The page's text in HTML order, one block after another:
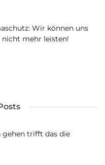
Wir können uns
mehr leisten!
gehen trifft das die